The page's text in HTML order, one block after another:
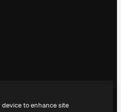
device to enhance site